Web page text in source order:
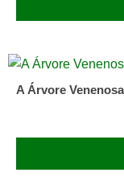
A Árvore